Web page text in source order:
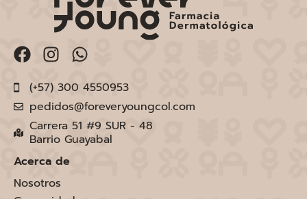
(+57) 300 4550953
pedidos@foreveryoungcol.com
Carrera 51 #9 SUR - 48
Barrio Guayabal
Acerca de
Nosotros